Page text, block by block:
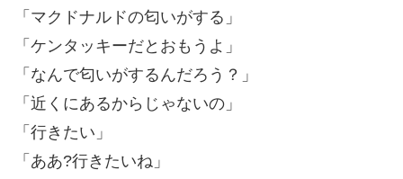
「マクドナルドの匂いがする」
「ケンタッキーだとおもうよ」
「なんで匂いがするんだろう？」
「近くにあるからじゃないの」
「行きたい」
「ああ?行きたいね」